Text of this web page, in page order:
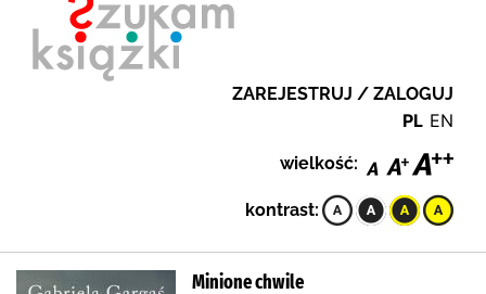
ZAREJESTRUJ / ZALOGUJ
PL EN
wielkość:
kontrast:
Minione chwile